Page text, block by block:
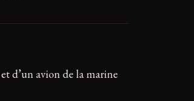
d’un avion de la marine